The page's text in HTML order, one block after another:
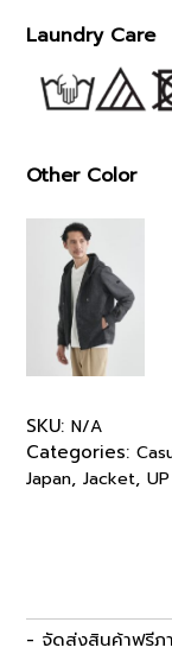
Laundry Care
Other Color
SKU: N/A
Categories:
Japan, Jacket,
- จัดส่งสินค้าฟรีภ